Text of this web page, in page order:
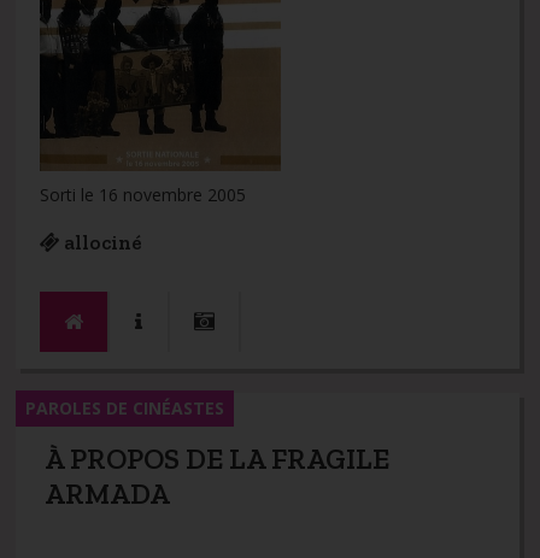
Sorti le 16 novembre 2005
allociné
À PROPOS DE LA FRAGILE
ARMADA
PAROLES DE CINÉASTES